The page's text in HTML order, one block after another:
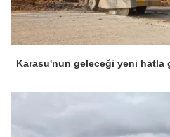
Karasu'nun geleceği yeni hatla